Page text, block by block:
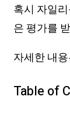
혹시 자일
은 평가를
자세한 내
Table of